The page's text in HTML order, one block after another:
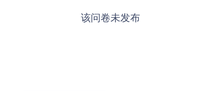
该问卷未发布